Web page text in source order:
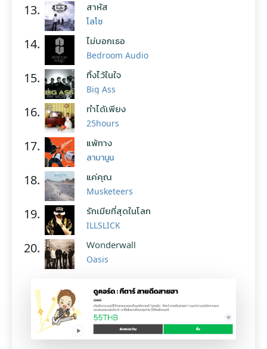
13. สาหัส
โลโซ
14. ไม่บอกเธอ
Bedroom Audio
15. ทิ้งไว้ในใจ
Big Ass
16. ทำได้เพียง
25hours
17. แพ้ทาง
ลาบานูน
18. แค่คุณ
Musketeers
19. รักเมียที่สุดในโลก
ILLSLICK
20. Wonderwall
Oasis